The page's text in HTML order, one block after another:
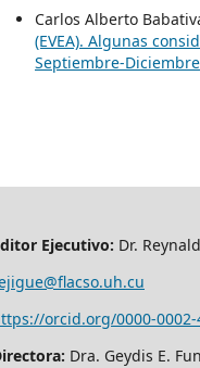
Carlos Alberto
(EVEA). Algunas
Septiembre-Diciembre
Ejecutivo: Dr.
orcid.org/0000-0002-
Dra. Geydis E.